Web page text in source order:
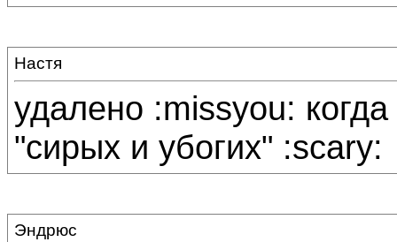
Настя
удалено :missyou:
"сирых и убогих" :scary:
Эндрюс